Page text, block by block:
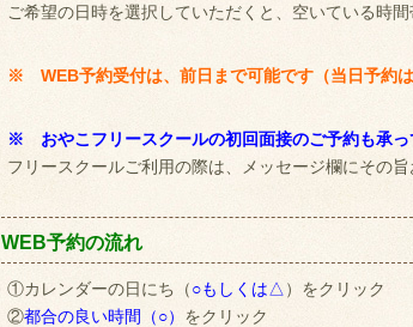
ご希望の日時を選択していただくと、空いている時間
※ WEB予約受付は、前日まで可能です（当日予約は
※ おやこフリースクールの初回面接のご予約も承っ
フリースクールご利用の際は、メッセージ欄にその旨
WEB予約の流れ
①カレンダーの日にち（○もしくは△ ）をクリック
②都合の良い時間（○） をクリック